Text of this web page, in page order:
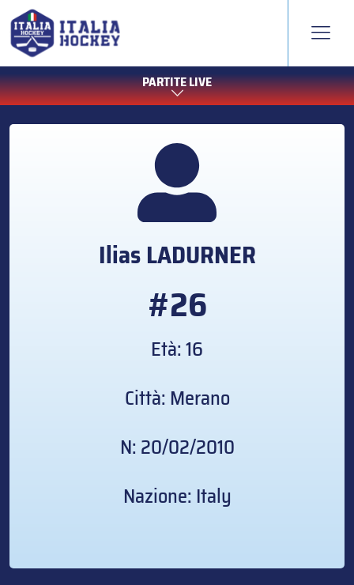
PARTITE LIVE
IliasLADURNER
#26
Età: 16
Città: Merano
N: 20/02/2010
Nazione: Italy